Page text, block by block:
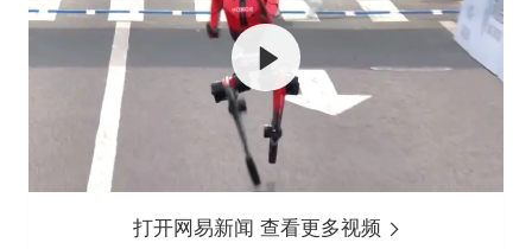
打开网易新闻 查看更多视频